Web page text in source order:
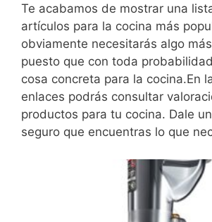
Te acabamos de mostrar una
artículos para la cocina más
obviamente necesitarás algo
puesto que con toda
cosa concreta para la cocina.En
enlaces podrás consultar
productos para tu cocina. Dale
seguro que encuentras lo que